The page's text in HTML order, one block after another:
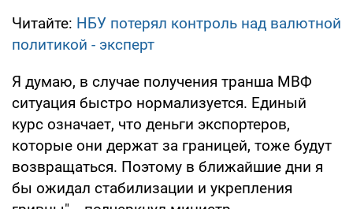
Читайте: НБУ потерял контроль над валютной
политикой - эксперт
Я думаю, в случае получения транша МВФ
ситуация быстро нормализуется. Единый
курс означает, что деньги экспортеров,
которые они держат за границей, тоже будут
возвращаться. Поэтому в ближайшие дни я
бы ожидал стабилизации и укрепления